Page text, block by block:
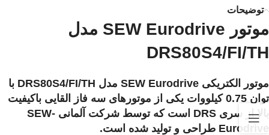
توضیحات
موتور SEW Eurodrive مدل
DRS80S4/FI/TH
موتور الکتریکی SEW Eurodrive مدل DRS80S4/FI/TH با
توان 0.75 کیلووات یکی از موتورهای سه فاز القایی باکیفیت
بالا از سری DRS است که توسط شرکت آلمانی SEW-
Eurodrive طراحی و تولید شده است.